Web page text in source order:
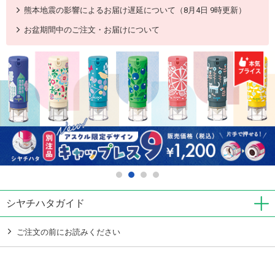
熊本地震の影響によるお届け遅延について（8月4日 9時更新）
お盆期間中のご注文・お届けについて
シヤチハタガイド
ご注文の前にお読みください